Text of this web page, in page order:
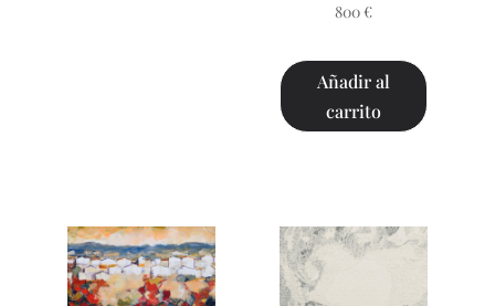
800 €
Añadir al
carrito